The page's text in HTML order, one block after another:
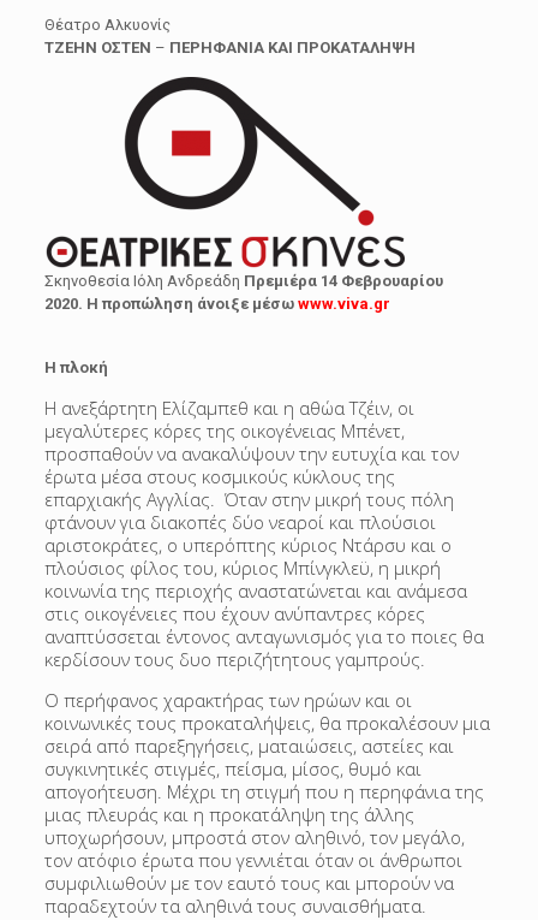
Θέατρο Αλκυονίς
ΤΖΕΗΝ ΟΣΤΕΝ – ΠΕΡΗΦΑΝΙΑ ΚΑΙ ΠΡΟΚΑΤΑΛΗΨΗ
Σκηνοθεσία Ιόλη Ανδρεάδη Πρεμιέρα 14 Φεβρουαρίου
2020. Η προπώληση άνοιξε μέσω www.viva.gr
Η πλοκή
Η ανεξάρτητη Ελίζαμπεθ και η αθώα Τζέιν, οι
μεγαλύτερες κόρες της οικογένειας Μπένετ,
προσπαθούν να ανακαλύψουν την ευτυχία και τον
έρωτα μέσα στους κοσμικούς κύκλους της
επαρχιακής Αγγλίας. Όταν στην μικρή τους πόλη
φτάνουν για διακοπές δύο νεαροί και πλούσιοι
αριστοκράτες, ο υπερόπτης κύριος Ντάρσυ και ο
πλούσιος φίλος του, κύριος Μπίνγκλεϋ, η μικρή
κοινωνία της περιοχής αναστατώνεται και ανάμεσα
στις οικογένειες που έχουν ανύπαντρες κόρες
αναπτύσσεται έντονος ανταγωνισμός για το ποιες θα
κερδίσουν τους δυο περιζήτητους γαμπρούς.
Ο περήφανος χαρακτήρας των ηρώων και οι
κοινωνικές τους προκαταλήψεις, θα προκαλέσουν μια
σειρά από παρεξηγήσεις, ματαιώσεις, αστείες και
συγκινητικές στιγμές, πείσμα, μίσος, θυμό και
απογοήτευση. Μέχρι τη στιγμή που η περηφάνια της
μιας πλευράς και η προκατάληψη της άλλης
υποχωρήσουν, μπροστά στον αληθινό, τον μεγάλο,
τον ατόφιο έρωτα που γεννιέται όταν οι άνθρωποι
συμφιλιωθούν με τον εαυτό τους και μπορούν να
παραδεχτούν τα αληθινά τους συναισθήματα.